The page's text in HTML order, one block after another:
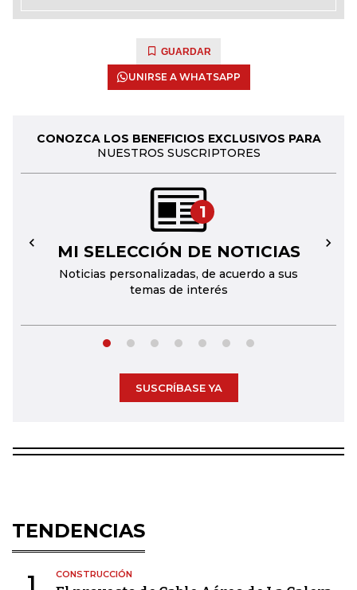
GUARDAR
UNIRSE A WHATSAPP
CONOZCA LOS BENEFICIOS EXCLUSIVOS PARA
NUESTROS SUSCRIPTORES
1
MI SELECCIÓN DE NOTICIAS
Noticias personalizadas, de acuerdo a sus
temas de interés
← →
SUSCRÍBASE YA
TENDENCIAS
1 CONSTRUCCIÓN